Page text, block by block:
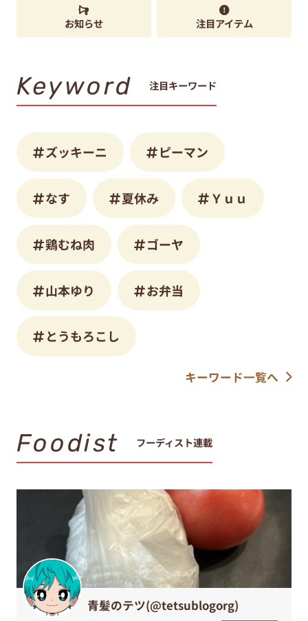
お知らせ 注目アイテム
Keyword 注目キーワード
ズッキーニ ピーマン
なす 夏休み Ｙｕｕ
鶏むね肉 ゴーヤ
山本ゆり お弁当
とうもろこし
キーワード一覧へ
Foodist フーディスト連載
青髪のテツ(@tetsublogorg)